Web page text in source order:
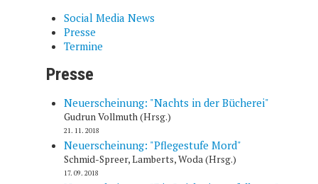
Social Media News
Presse
Termine
Presse
Neuerscheinung: "Nachts in der Bücherei"
Gudrun Vollmuth (Hrsg.)
21. 11. 2018
Neuerscheinung: "Pflegestufe Mord"
Schmid-Spreer, Lamberts, Woda (Hrsg.)
17. 09. 2018